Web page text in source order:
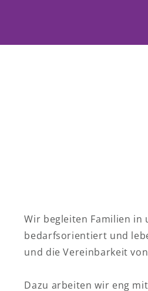
Wir begleiten Familien in
bedarfsorientiert und
und die Vereinbarkeit
Dazu arbeiten wir eng